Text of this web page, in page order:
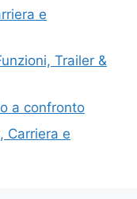
e
Trailer &
a confronto
Carriera e